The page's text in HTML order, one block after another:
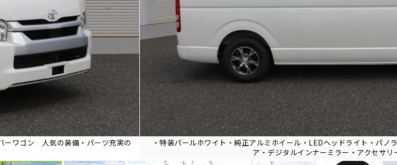
ワゴン 人気の装備・パーツ充実の
・特装パールホワイト・純正アルミホイール・LEDヘッドライト・パノ
ア・デジタルインナーミラー・アクセサリ